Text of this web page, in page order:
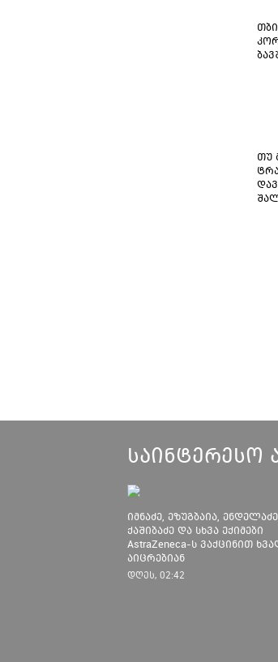
თუ
საინტერესო
იმნაძე, ეზუგბაია,
ქაშიბაძე და სხვა ექიმები
AstraZeneca-ს ვაქცინით
აიცრებიან
დღეს, 02:42